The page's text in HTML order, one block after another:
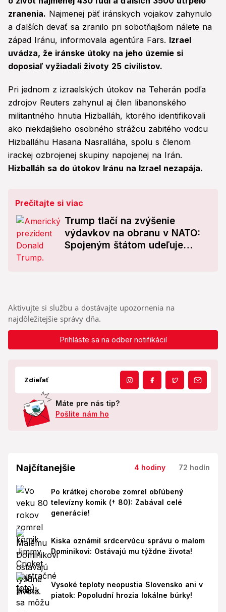
zranenia. Najmenej päť iránskych vojakov zahynulo
a ďalších deväť sa zranilo pri sobotňajšom nálete na
západ Iránu, informovala agentúra Fars. Izrael
uvádza, že iránske útoky na jeho územie si
doposiaľ vyžiadali životy 25 civilistov.
Pri jednom z izraelských útokov na Teherán podľa
zdrojov Reuters zahynul aj člen libanonského
militantného hnutia Hizballáh, ktorého identifikovali
ako niekdajšieho osobného strážcu zabitého vodcu
Hizballáhu Hasana Nasralláha, spolu s členom
irackej ozbrojenej skupiny napojenej na Irán.
Hizballáh sa do útokov Iránu na Izrael nezapája.
Prečítajte si viac
Trump tlačí na zvýšenie
výdavkov na obranu v NATO:
Spojeným štátom udeľuje
Aktivujte si službu a dostávajte upozornenia na
najdôležitejšie správy dňa.
Prihláste sa na odber notifikácií
Zdieľať
Máte pre nás tip?
Pošlite nám ho
Najčítanejšie 4 hodiny 72 hodín
Po krátkej chorobe zomrel obľúbený
televízny komik († 80): Zabával celé
generácie!
Kiska oznámil srdcervúcu správu o malom
Dominikovi: Ostávajú mu týždne života!
Vysoké teploty neopustia Slovensko ani v
piatok: Popoludní hrozia lokálne búrky!